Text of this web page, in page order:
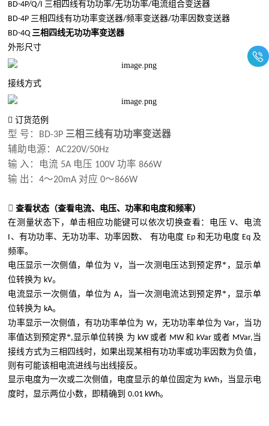
BD-4P/Q/I 三相四线有功功率/无功功率/电流组合变送器
BD-4P 三相四线有功功率变送器/频率变送器/功率因数变送器
BD-4Q 三相四线无功功率变送器
外形尺寸
接线方式
订货范例
型 号： BD-3P 三相三线有功功率变送器
辅助电源：AC220V/50Hz
输 入：电流 5A 电压 100V功率866W
输 出：4～20mA 对应0～866W
查看状态（查看电流、电压、功率和电度和频率）
在测量状态下，单击相应功能键可以依次切换查看：电压 V、电流
I 、有功功率、无功功率、功率因数、 有功电度 Ep 和无功电度 Eq 及
频率。
电压显示一次侧值，单位为 V，当一次测电压达到预定界*，显示单
位转换为kV。
电流显示一次侧值，单位为 A，当一次测电流达到预定界*，显示单
位转换为kA。
功率显示一次侧值，有功功率单位为 W，无功功率单位为Var，当功
率值达到预定界*, 显示单位转换 为 kW 或者 MW和 kVar 或者 MVar,当
接线方式为三相四线时，如果出现某相有功功率或功率因数为负值，
则有可能该相电流进线与出线接反。
显示电度为一次或二次侧值，电度显示的单位固定为 kWh，当显示电
度时，显示两位小数，即精确到0.01 kWh。